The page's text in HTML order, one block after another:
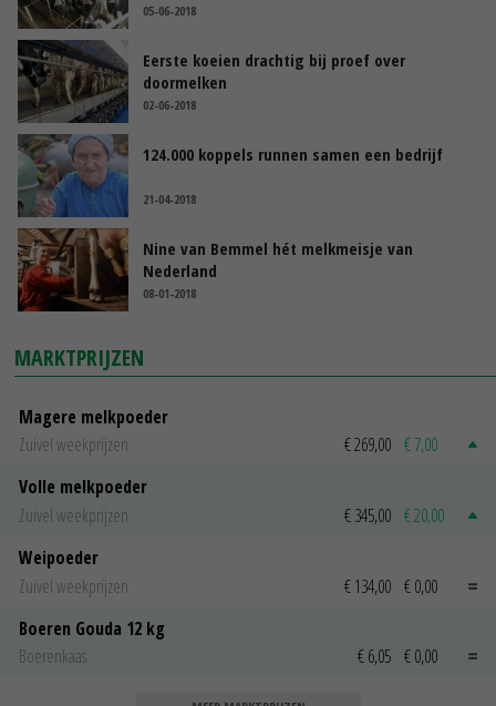
05-06-2018
Eerste koeien drachtig bij proef over
doormelken
02-06-2018
124.000 koppels runnen samen een bedrijf
21-04-2018
Nine van Bemmel hét melkmeisje van
Nederland
08-01-2018
MARKTPRIJZEN
Magere melkpoeder
Zuivel weekprijzen
€ 269,00 € 7,00
Volle melkpoeder
Zuivel weekprijzen
€ 345,00 € 20,00
Weipoeder
Zuivel weekprijzen
€ 134,00 € 0,00
Boeren Gouda 12 kg
Boerenkaas
€ 6,05 € 0,00